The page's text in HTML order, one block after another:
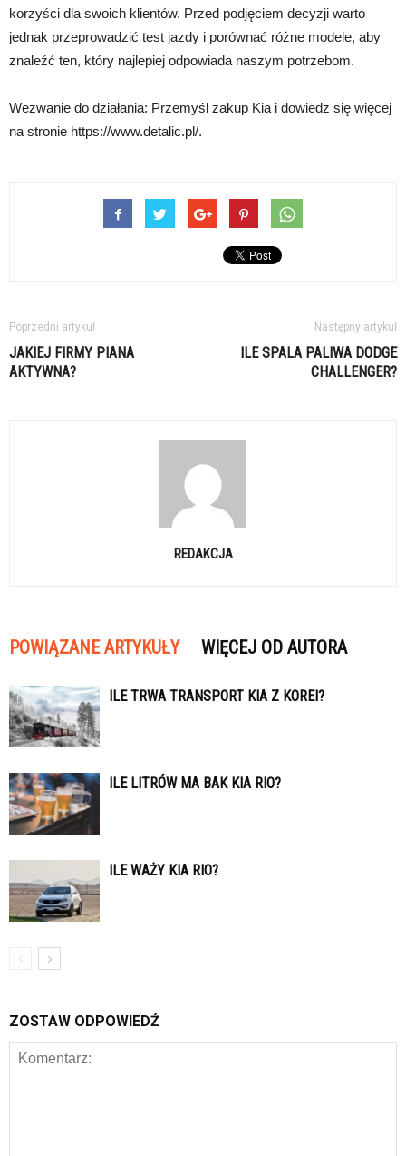
korzyści dla swoich klientów. Przed podjęciem decyzji warto
jednak przeprowadzić test jazdy i porównać różne modele, aby
znaleźć ten, który najlepiej odpowiada naszym potrzebom.
Wezwanie do działania: Przemyśl zakup Kia i dowiedz się więcej
na stronie https://www.detalic.pl/.
Poprzedni artykuł
JAKIEJ FIRMY PIANA
AKTYWNA?
Następny artykuł
ILE SPALA PALIWA DODGE
CHALLENGER?
REDAKCJA
POWIĄZANE ARTYKUŁY WIĘCEJ OD AUTORA
ILE TRWA TRANSPORT KIA Z KOREI?
ILE LITRÓW MA BAK KIA RIO?
ILE WAŻY KIA RIO?
ZOSTAW ODPOWIEDŹ